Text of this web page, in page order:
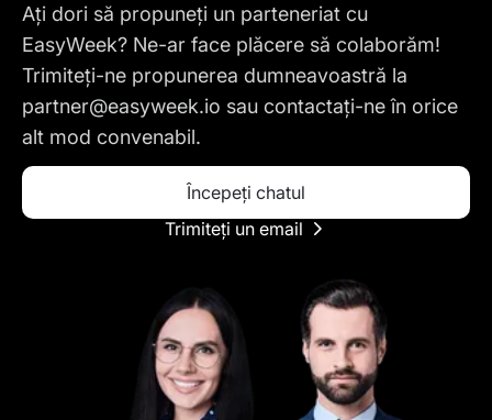
Ați dori să propuneți un parteneriat cu
EasyWeek? Ne-ar face plăcere să colaborăm!
Trimiteți-ne propunerea dumneavoastră la
partner@easyweek.io sau contactați-ne în orice
alt mod convenabil.
Începeți chatul
Trimiteți un email